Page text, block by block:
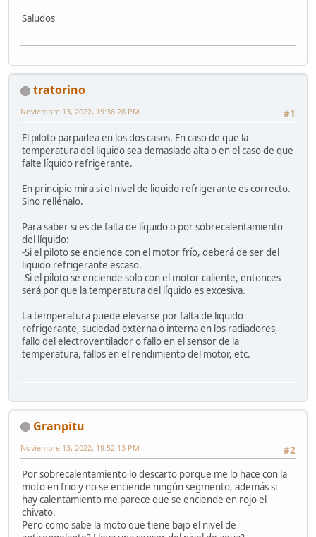
Saludos
tratorino
#1
Noviembre 13, 2022, 19:36:28 PM
El piloto parpadea en los dos casos. En caso de que la
temperatura del liquido sea demasiado alta o en el caso de que
falte líquido refrigerante.
En principio mira si el nivel de liquido refrigerante es correcto.
Sino rellénalo.
Para saber si es de falta de líquido o por sobrecalentamiento
del líquido:
-Si el piloto se enciende con el motor frío, deberá de ser del
liquido refrigerante escaso.
-Si el piloto se enciende solo con el motor caliente, entonces
será por que la temperatura del líquido es excesiva.
La temperatura puede elevarse por falta de liquido
refrigerante, suciedad externa o interna en los radiadores,
fallo del electroventilador o fallo en el sensor de la
temperatura, fallos en el rendimiento del motor, etc.
Granpitu
#2
Noviembre 13, 2022, 19:52:13 PM
Por sobrecalentamiento lo descarto porque me lo hace con la
moto en frio y no se enciende ningún segmento, además si
hay calentamiento me parece que se enciende en rojo el
chivato.
Pero como sabe la moto que tiene bajo el nivel de